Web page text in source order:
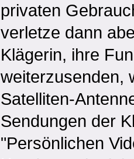
privaten
verletze dann
Klägerin, ihre
weiterzusenden,
Satelliten-
Sendungen der
"Persönlichen